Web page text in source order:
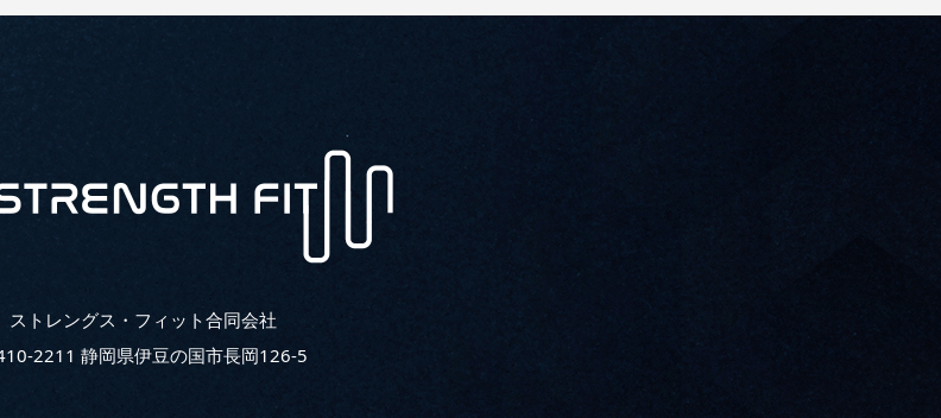
ストレングス・フィット合同会社
2211 静岡県伊豆の国市長岡126-5